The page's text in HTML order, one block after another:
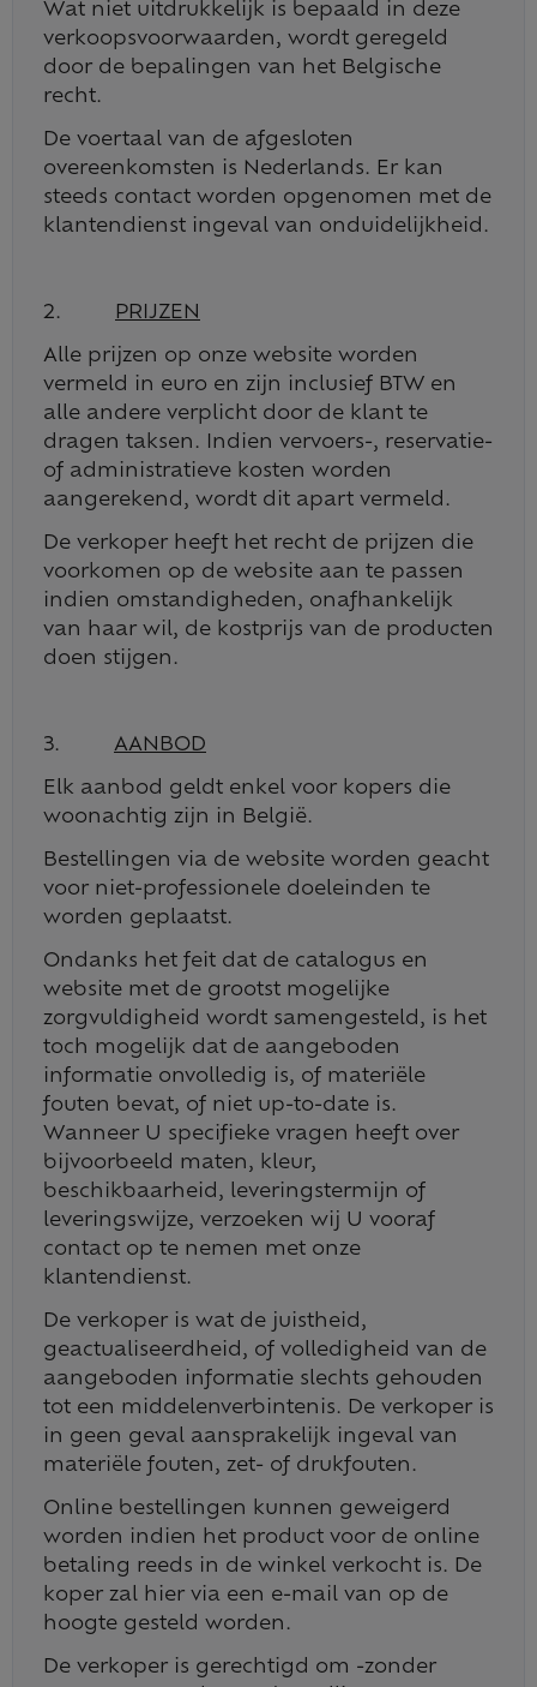
Wat niet uitdrukkelijk is bepaald in deze
verkoopsvoorwaarden, wordt geregeld
door de bepalingen van het Belgische
recht.
De voertaal van de afgesloten
overeenkomsten is Nederlands. Er kan
steeds contact worden opgenomen met de
klantendienst ingeval van onduidelijkheid.
2. PRIJZEN
Alle prijzen op onze website worden
vermeld in euro en zijn inclusief BTW en
alle andere verplicht door de klant te
dragen taksen. Indien vervoers-, reservatie-
of administratieve kosten worden
aangerekend, wordt dit apart vermeld.
De verkoper heeft het recht de prijzen die
voorkomen op de website aan te passen
indien omstandigheden, onafhankelijk
van haar wil, de kostprijs van de producten
doen stijgen.
3. AANBOD
Elk aanbod geldt enkel voor kopers die
woonachtig zijn in België.
Bestellingen via de website worden geacht
voor niet-professionele doeleinden te
worden geplaatst.
Ondanks het feit dat de catalogus en
website met de grootst mogelijke
zorgvuldigheid wordt samengesteld, is het
toch mogelijk dat de aangeboden
informatie onvolledig is, of materiële
fouten bevat, of niet up-to-date is.
Wanneer U specifieke vragen heeft over
bijvoorbeeld maten, kleur,
beschikbaarheid, leveringstermijn of
leveringswijze, verzoeken wij U vooraf
contact op te nemen met onze
klantendienst.
De verkoper is wat de juistheid,
geactualiseerdheid, of volledigheid van de
aangeboden informatie slechts gehouden
tot een middelenverbintenis. De verkoper is
in geen geval aansprakelijk ingeval van
materiële fouten, zet- of drukfouten.
Online bestellingen kunnen geweigerd
worden indien het product voor de online
betaling reeds in de winkel verkocht is. De
koper zal hier via een e-mail van op de
hoogte gesteld worden.
De verkoper is gerechtigd om -zonder